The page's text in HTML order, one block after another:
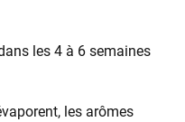
les 4 à 6 semaines
les arômes